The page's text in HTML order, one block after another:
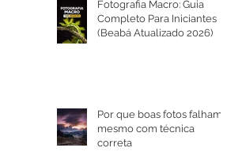
Fotografia Macro: Guia
Completo Para Iniciantes
(Beabá Atualizado 2026)
Por que boas fotos falham
mesmo com técnica
correta